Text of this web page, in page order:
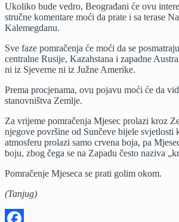
Ukoliko bude vedro, Beograđani će ovu
stručne komentare moći da prate i sa terase
Kalemegdanu.
Sve faze pomračenja će moći da se
centralne Rusije, Kazahstana i zapadne
ni iz Sjeverne ni iz Južne Amerike.
Prema procjenama, ovu pojavu moći će da
stanovništva Zemlje.
Za vrijeme pomračenja Mjesec prolazi kroz
njegove površine od Sunčeve bijele svjetlosti
atmosferu prolazi samo crvena boja, pa
boju, zbog čega se na Zapadu često naziva
Pomračenje Mjeseca se prati golim okom.
(Tanjug)